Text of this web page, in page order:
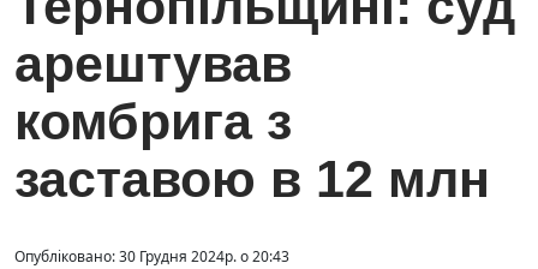
арештував
комбрига з
заставою в 12 млн
Опубліковано: 30 Грудня 2024р. о 20:43